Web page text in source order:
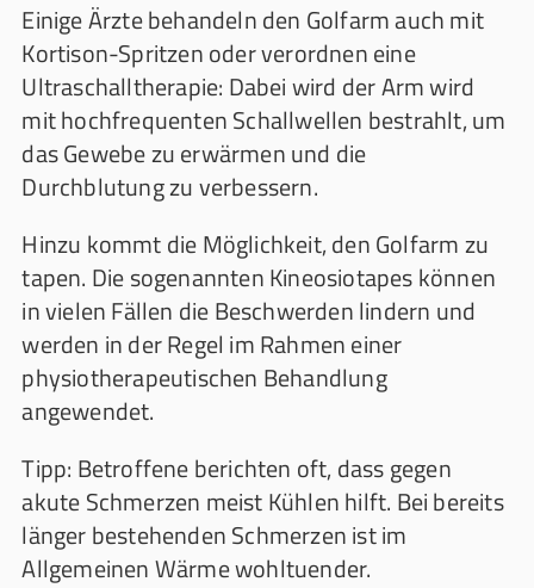
Einige Ärzte behandeln den Golfarm auch mit
Kortison-Spritzen oder verordnen eine
Ultraschalltherapie: Dabei wird der Arm wird
mit hochfrequenten Schallwellen bestrahlt, um
das Gewebe zu erwärmen und die
Durchblutung zu verbessern.
Hinzu kommt die Möglichkeit, den Golfarm zu
tapen. Die sogenannten Kineosiotapes können
in vielen Fällen die Beschwerden lindern und
werden in der Regel im Rahmen einer
physiotherapeutischen Behandlung
angewendet.
Tipp: Betroffene berichten oft, dass gegen
akute Schmerzen meist Kühlen hilft. Bei bereits
länger bestehenden Schmerzen ist im
Allgemeinen Wärme wohltuender.